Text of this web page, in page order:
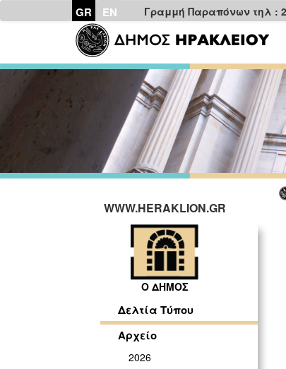
GR EN Γραμμή Παραπόνων τηλ :
WWW.HERAKLION.GR
Ο ΔΗΜΟΣ
Δελτία Τύπου
Αρχείο
2026